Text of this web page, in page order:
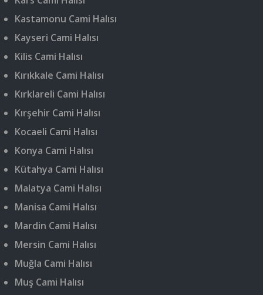
Kastamonu Cami Halısı
Kayseri Cami Halısı
Kilis Cami Halısı
Kırıkkale Cami Halısı
Kırklareli Cami Halısı
Kırşehir Cami Halısı
Kocaeli Cami Halısı
Konya Cami Halısı
Kütahya Cami Halısı
Malatya Cami Halısı
Manisa Cami Halısı
Mardin Cami Halısı
Mersin Cami Halısı
Muğla Cami Halısı
Muş Cami Halısı